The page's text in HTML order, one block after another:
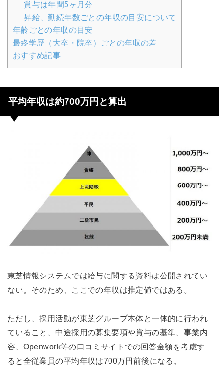
賞与は年間5ヶ月分
昇給、勤続年数ごとの年収の目安について
年齢ごとの年収の目安
最終学歴（大卒・院卒）ごとの年収の差
おすすめ記事
平均年収は約700万円と算出
東芝情報システムでは給与に関する資料は公開されてい
ない。そのため、ここでの年収は推定値ではある。
ただし、採用活動が東芝グループ本体と一体的に行われ
ていること、中途採用の募集要項や賞与の基準、事業内
容、Openwork等の口コミサイトでの回答金額を考慮す
ると全従業員の平均年収は700万円前後になる。